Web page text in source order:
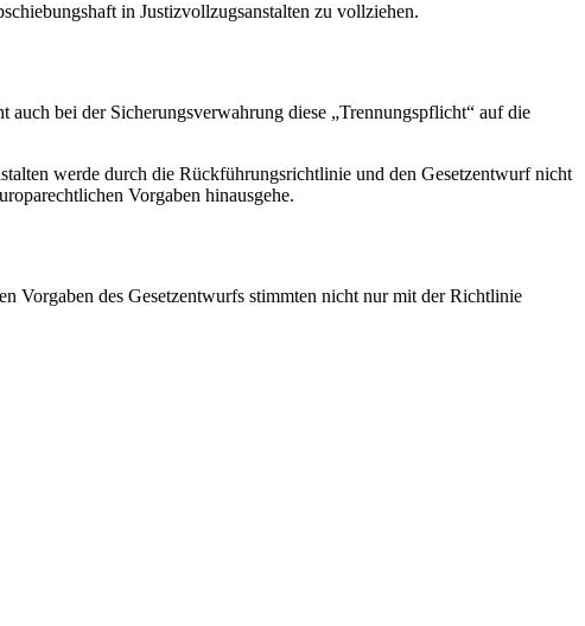
in Justizvollzugsanstalten zu vollziehen.
auch bei der Sicherungsverwahrung diese „Trennungspflicht“ auf die
werde durch die Rückführungsrichtlinie und den Gesetzentwurf nicht
Vorgaben hinausgehe.
Vorgaben des Gesetzentwurfs stimmten nicht nur mit der Richtlinie